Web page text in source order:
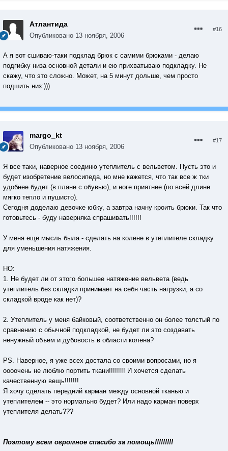
Атлантида
Опубликовано 13 ноября, 2006
#16
А я вот сшиваю-таки подклад брюк с самими брюками - делаю
подгибку низа основной детали и ею прихватываю подкладку. Не
скажу, что это сложно. Может, на 5 минут дольше, чем просто
подшить низ:)))
margo_kt
Опубликовано 13 ноября, 2006
#17
Я все таки, наверное соединю утеплитель с вельветом. Пусть это и
будет изобретение велосипеда, но мне кажется, что так все ж тки
удобнее будет (в плане с обувью), и ноге приятнее (по всей длине
мягко тепло и пушисто).
Сегодня доделаю девочке юбку, а завтра начну кроить брюки. Так что
готовьтесь - буду наверняка спрашивать!!!!!!
У меня еще мысль была - сделать на колене в утеплителе складку
для уменьшения натяжения.
НО:
1. Не будет ли от этого большее натяжение вельвета (ведь
утеплитель без складки принимает на себя часть нагрузки, а со
складкой вроде как нет)?
2. Утеплитель у меня байковый, соответственно он более толстый по
сравнению с обычной подкладкой, не будет ли это создавать
ненужный объем и дубовость в области колена?
PS. Наверное, я уже всех достала со своими вопросами, но я
оооочень не люблю портить ткани!!!!!!!! И хочется сделать
качественную вещь!!!!!!!
Я хочу сделать передний карман между основной тканью и
утеплителем -- это нормально будет? Или надо карман поверх
утеплителя делать???
Поэтому всем огромное спасибо за помощь!!!!!!!!!